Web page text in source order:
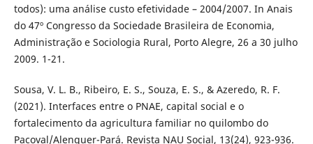
todos): uma análise custo efetividade – 2004/2007. In Anais
do 47º Congresso da Sociedade Brasileira de Economia,
Administração e Sociologia Rural, Porto Alegre, 26 a 30 julho
2009. 1-21.
Sousa, V. L. B., Ribeiro, E. S., Souza, E. S., & Azeredo, R. F.
(2021). Interfaces entre o PNAE, capital social e o
fortalecimento da agricultura familiar no quilombo do
Pacoval/Alenquer-Pará. Revista NAU Social, 13(24), 923-936.